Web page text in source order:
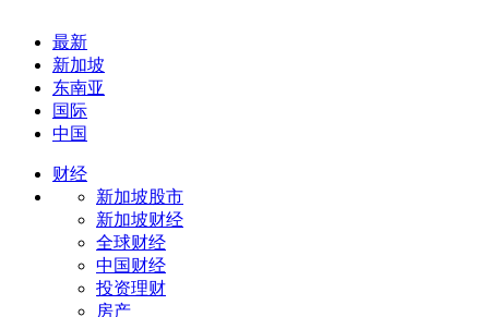
最新
新加坡
东南亚
国际
中国
财经
新加坡股市
新加坡财经
全球财经
中国财经
投资理财
房产